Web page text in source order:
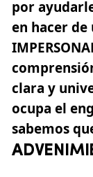
por
en hacer de
clara y
ocupa el
sabemos